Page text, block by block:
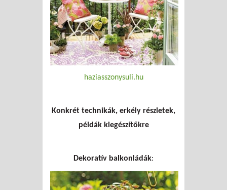
haziasszonysuli.hu
Konkrét technikák, erkély részletek,
példák kiegészítőkre
Dekoratív balkonládák: